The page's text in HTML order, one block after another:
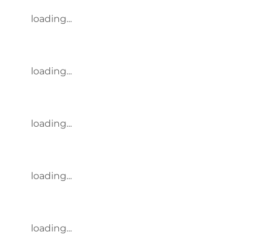
loading...
loading...
loading...
loading...
loading...